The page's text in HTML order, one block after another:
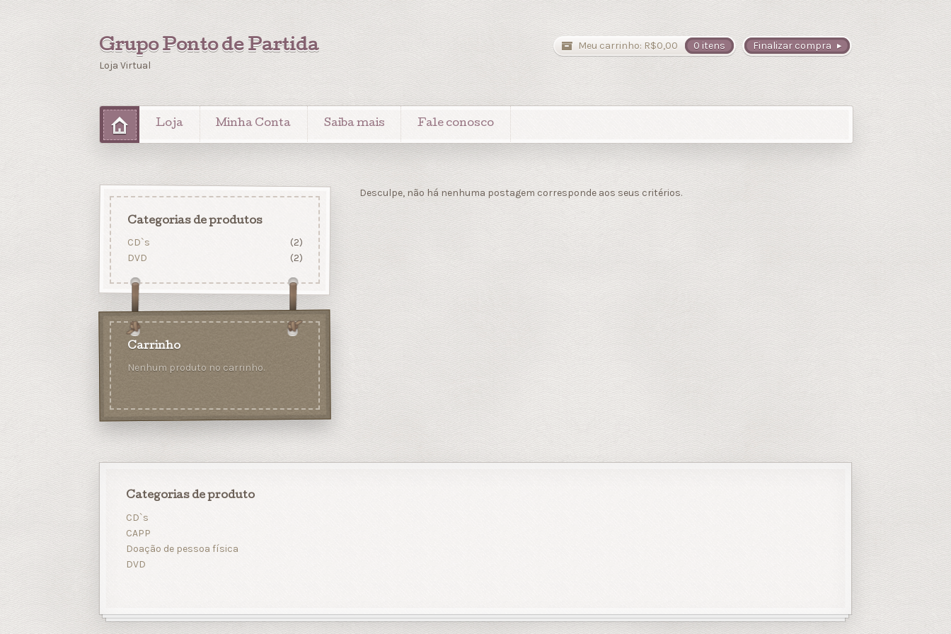
Grupo Ponto de Partida
Loja Virtual
Finalizar compra
Meu carrinho: R$0,00 0 itens
Loja Minha Conta Saiba mais Fale conosco
Desculpe, não há nenhuma postagem corresponde aos seus critérios.
Categorias de produtos
CD`s
(2)
DVD
(2)
Carrinho
Nenhum produto no carrinho.
Categorias de produto
CD`s
CAPP
Doação de pessoa física
DVD